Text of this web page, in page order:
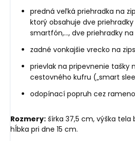
predná veľká priehradka na
ktorý obsahuje dve
smartfón,..., dve priehradky
zadné vonkajšie vrecko na zips
prievlak na pripevnenie tašky
cestovného kufru („smart
odopínací popruh cez
Rozmery: šírka 37,5 cm, výška
hĺbka pri dne 15 cm.